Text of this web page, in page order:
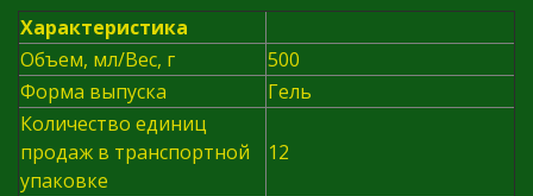
Характеристика
Объем, мл/Вес, г
500
Форма выпуска
Гель
Количество единиц
продаж в транспортной
упаковке
12